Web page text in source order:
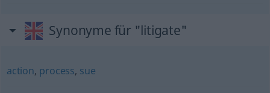
Synonyme für "litigate"
action, process, sue